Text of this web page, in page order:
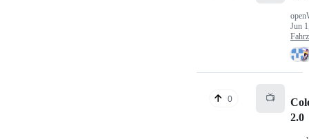
Jun
0 📺
2.0